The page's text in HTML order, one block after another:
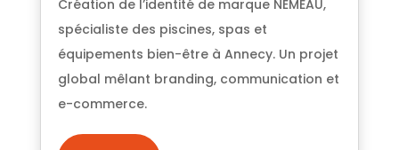
Création de l’identité de marque NÉMEAU,
spécialiste des piscines, spas et
équipements bien-être à Annecy. Un projet
global mêlant branding, communication et
e-commerce.